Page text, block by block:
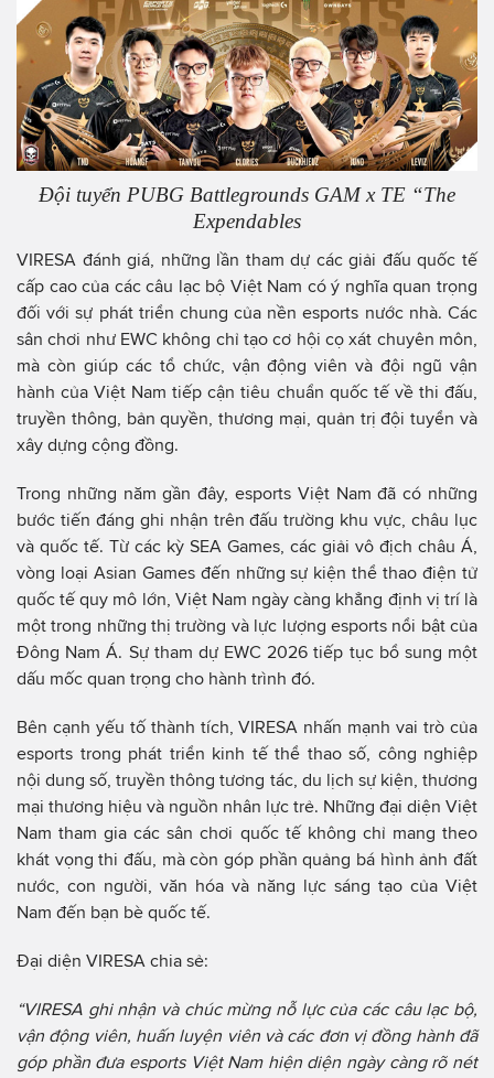
Đội tuyển PUBG Battlegrounds GAM x TE “The
Expendables
VIRESA đánh giá, những lần tham dự các giải đấu quốc tế
cấp cao của các câu lạc bộ Việt Nam có ý nghĩa quan trọng
đối với sự phát triển chung của nền esports nước nhà. Các
sân chơi như EWC không chỉ tạo cơ hội cọ xát chuyên môn,
mà còn giúp các tổ chức, vận động viên và đội ngũ vận
hành của Việt Nam tiếp cận tiêu chuẩn quốc tế về thi đấu,
truyền thông, bản quyền, thương mại, quản trị đội tuyển và
xây dựng cộng đồng.
Trong những năm gần đây, esports Việt Nam đã có những
bước tiến đáng ghi nhận trên đấu trường khu vực, châu lục
và quốc tế. Từ các kỳ SEA Games, các giải vô địch châu Á,
vòng loại Asian Games đến những sự kiện thể thao điện tử
quốc tế quy mô lớn, Việt Nam ngày càng khẳng định vị trí là
một trong những thị trường và lực lượng esports nổi bật của
Đông Nam Á. Sự tham dự EWC 2026 tiếp tục bổ sung một
dấu mốc quan trọng cho hành trình đó.
Bên cạnh yếu tố thành tích, VIRESA nhấn mạnh vai trò của
esports trong phát triển kinh tế thể thao số, công nghiệp
nội dung số, truyền thông tương tác, du lịch sự kiện, thương
mại thương hiệu và nguồn nhân lực trẻ. Những đại diện Việt
Nam tham gia các sân chơi quốc tế không chỉ mang theo
khát vọng thi đấu, mà còn góp phần quảng bá hình ảnh đất
nước, con người, văn hóa và năng lực sáng tạo của Việt
Nam đến bạn bè quốc tế.
Đại diện VIRESA chia sẻ:
“VIRESA ghi nhận và chúc mừng nỗ lực của các câu lạc bộ,
vận động viên, huấn luyện viên và các đơn vị đồng hành đã
góp phần đưa esports Việt Nam hiện diện ngày càng rõ nét